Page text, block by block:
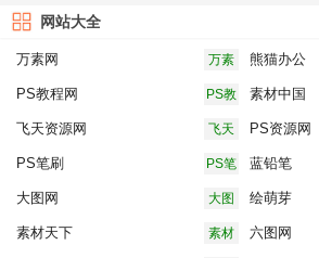
网站大全
万素
万素网 熊猫办公
PS教
PS教程网 素材中国
飞天
网
飞天资源网 PS资源网
PS笔
PS笔刷 蓝铅笔
大图
大图网 绘萌芽
素材
素材天下 六图网